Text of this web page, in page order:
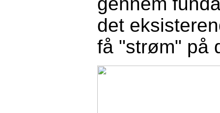
det
få "strøm" på